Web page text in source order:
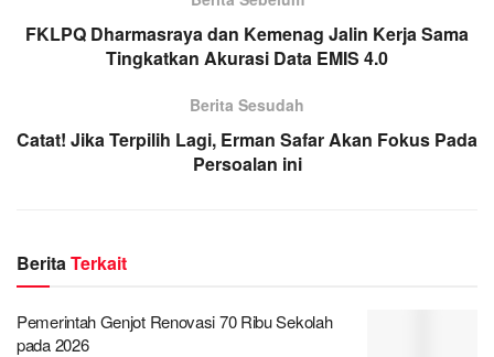
FKLPQ Dharmasraya dan Kemenag Jalin Kerja Sama
Tingkatkan Akurasi Data EMIS 4.0
Berita Sesudah
Catat! Jika Terpilih Lagi, Erman Safar Akan Fokus Pada
Persoalan ini
BeritaTerkait
Pemerintah Genjot Renovasi 70 Ribu Sekolah
pada 2026